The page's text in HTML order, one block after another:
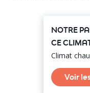
NOTRE
CE
Climat
Voir